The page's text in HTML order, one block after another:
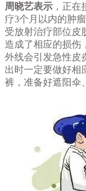
周晓艺表示 ，正
疗3个月以内的肿
受放射治疗部位皮
造成了相应的损伤
外线会引发急性皮
出时一定要做好相
裤，准备好遮阳伞